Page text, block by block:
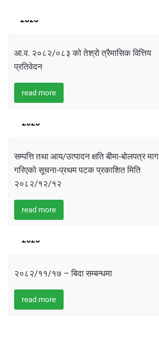
2026
आ.व. २०८२/०८३ को तेश्रो त्रैमासिक वित्तिय
प्रतिवेदन
read more
26
2026
सम्पत्ति तथा आय/उत्पादन क्षति बीमा-बोलपत्र माग
गरिएको सूचना-प्रथम पटक प्रकाशित मिति
२०८२/१२/१२
read more
01
2026
२०८२/११/१७ – बिदा सम्बन्धमा
read more